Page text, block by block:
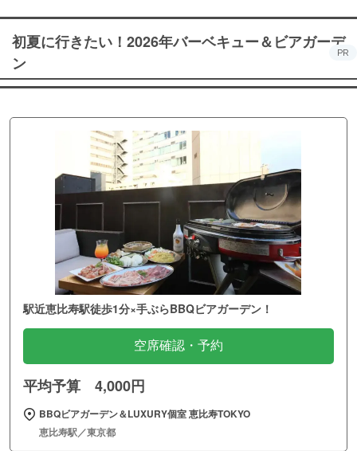
初夏に行きたい！2026年バーベキュー＆ビアガーデ
ン
PR
駅近恵比寿駅徒歩1分×手ぶらBBQビアガーデン！
空席確認・予約
平均予算 4,000円
BBQビアガーデン＆LUXURY個室 恵比寿TOKYO
恵比寿駅／東京都